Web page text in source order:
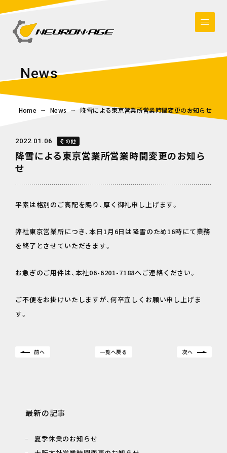
News
Home News 降雪による東京営業所営業時間変更のお知らせ
2022.01.06 その他
降雪による東京営業所営業時間変更のお知ら
せ
平素は格別のご高配を賜り、厚く御礼申し上げます。
弊社東京営業所につき、本日1月6日は降雪のため16時にて業務
を終了とさせていただきます。
お急ぎのご用件は、本社06-6201-7188へご連絡ください。
ご不便をお掛けいたしますが、何卒宜しくお願い申し上げま
す。
前へ 一覧へ戻る 次へ
最新の記事
夏季休業のお知らせ